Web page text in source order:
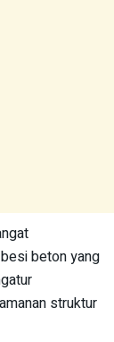
beton yang
struktur